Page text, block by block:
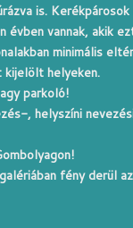
is.
vannak, akik
minimális
kijelölt helyeken.
parkoló!
, helyszíni
fény derül